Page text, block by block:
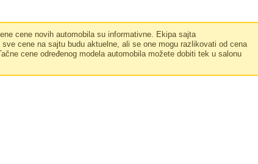
cene novih automobila su informativne. Ekipa sajta
cene na sajtu budu aktuelne, ali se one mogu razlikovati od cena
cene određenog modela automobila možete dobiti tek u salonu